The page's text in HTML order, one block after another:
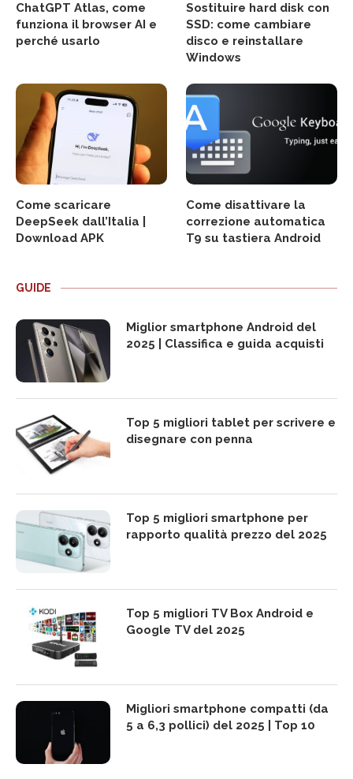
ChatGPT Atlas, come
funziona il browser AI e
perché usarlo
Sostituire hard disk con
SSD: come cambiare
disco e reinstallare
Windows
Come scaricare
DeepSeek dall’Italia |
Download APK
Come disattivare la
correzione automatica
T9 su tastiera Android
GUIDE
Miglior smartphone Android del
2025 | Classifica e guida acquisti
Top 5 migliori tablet per scrivere e
disegnare con penna
Top 5 migliori smartphone per
rapporto qualità prezzo del 2025
Top 5 migliori TV Box Android e
Google TV del 2025
Migliori smartphone compatti (da
5 a 6,3 pollici) del 2025 | Top 10